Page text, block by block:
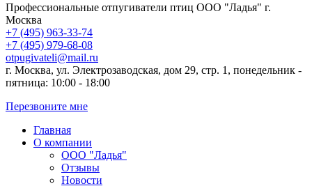
Профессиональные отпугиватели птиц ООО "Ладья" г.
Москва
+7 (495) 963-33-74
+7 (495) 979-68-08
otpugivateli@mail.ru
г. Москва, ул. Электрозаводская, дом 29, стр. 1, понедельник -
пятница: 10:00 - 18:00
Перезвоните мне
Главная
О компании
ООО "Ладья"
Отзывы
Новости